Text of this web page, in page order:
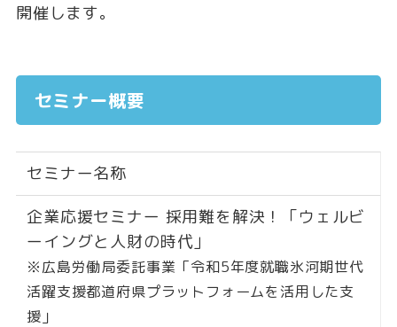
開催します。
セミナー概要
セミナー名称
企業応援セミナー 採用難を解決！「ウェルビ
ーイングと人財の時代」
※広島労働局委託事業「令和5年度就職氷河期世代
活躍支援都道府県プラットフォームを活用した支
援」